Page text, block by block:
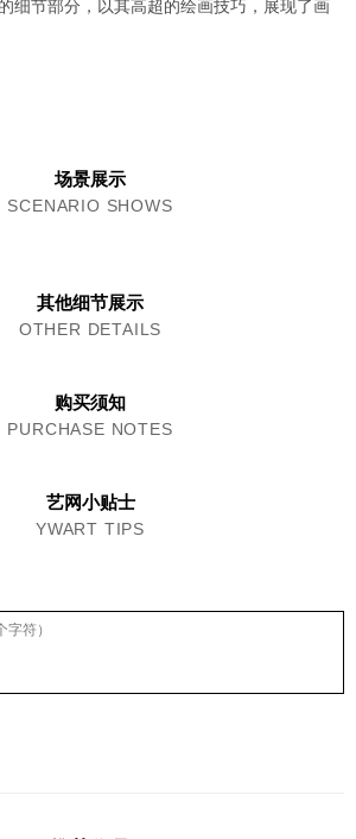
细节部分，以其高超的绘画技巧，展现了画
场景展示
SCENARIO SHOWS
其他细节展示
OTHER DETAILS
购买须知
PURCHASE NOTES
艺网小贴士
YWART TIPS